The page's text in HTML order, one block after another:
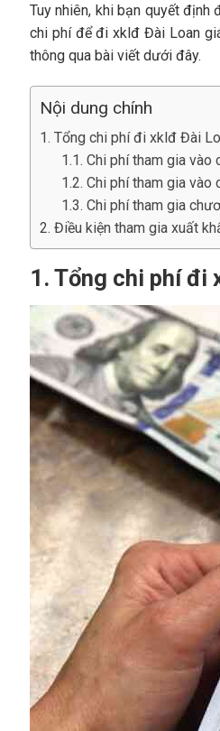
Tuy nhiên, khi bạn quyết
chi phí để đi xklđ Đài Loan
thông qua bài viết dưới đây.
Nội dung chính
1. Tổng chi phí đi xklđ Đài
1.1. Chi phí tham gia
1.2. Chi phí tham gia
1.3. Chi phí tham gia
2. Điều kiện tham gia xuất
1. Tổng chi phí đi